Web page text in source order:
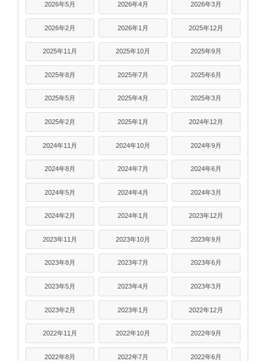
2026年5月 2026年4月 2026年3月
2026年2月 2026年1月 2025年12月
2025年11月 2025年10月 2025年9月
2025年8月 2025年7月 2025年6月
2025年5月 2025年4月 2025年3月
2025年2月 2025年1月 2024年12月
2024年11月 2024年10月 2024年9月
2024年8月 2024年7月 2024年6月
2024年5月 2024年4月 2024年3月
2024年2月 2024年1月 2023年12月
2023年11月 2023年10月 2023年9月
2023年8月 2023年7月 2023年6月
2023年5月 2023年4月 2023年3月
2023年2月 2023年1月 2022年12月
2022年11月 2022年10月 2022年9月
2022年8月 2022年7月 2022年6月